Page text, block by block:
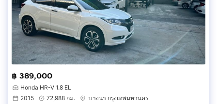
฿ 389,000
Honda HR-V 1.8 EL
2015
72,988 กม.
บางนา กรุงเทพมหานคร